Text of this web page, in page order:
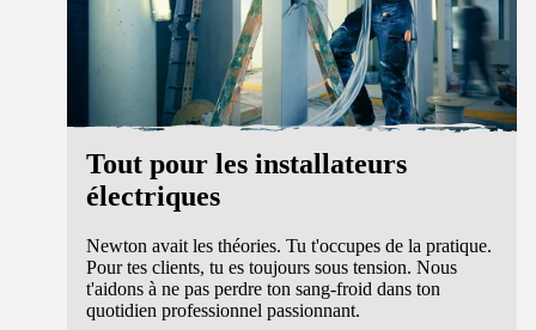
Tout pour les installateurs
électriques
Newton avait les théories. Tu t'occupes de la pratique.
Pour tes clients, tu es toujours sous tension. Nous
t'aidons à ne pas perdre ton sang-froid dans ton
quotidien professionnel passionnant.